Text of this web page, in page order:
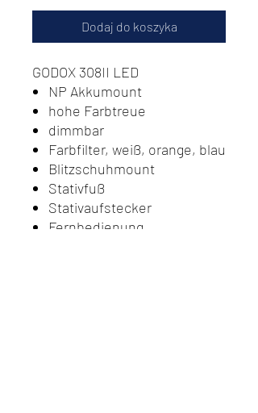
Dodaj do koszyka
GODOX 308II LED
NP Akkumount
hohe Farbtreue
dimmbar
Farbfilter, weiß, orange, blau
Blitzschuhmount
Stativfuß
Stativaufstecker
Fernbedienung